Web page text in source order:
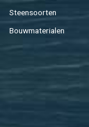
Steen­soor­ten
Bouw­ma­te­ri­a­len